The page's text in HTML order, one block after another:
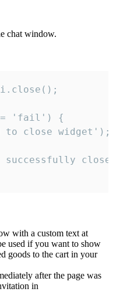
chat window.
'fail') {
to close widget');
successfully
with a custom text at
used if you want to show
goods to the cart in your
after the page was
in